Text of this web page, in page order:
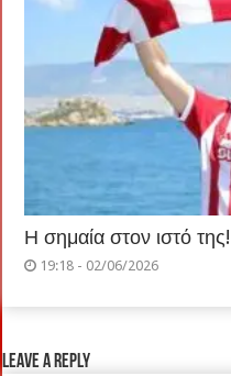
Η σημαία στον ιστό της!
19:18 - 02/06/2026
Leave a Reply